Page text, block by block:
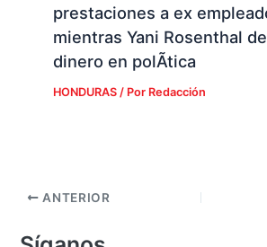
prestaciones a ex
mientras Yani Rosenthal
dinero en polÃ­tica
HONDURAS/ Por Redacción
ANTERIOR